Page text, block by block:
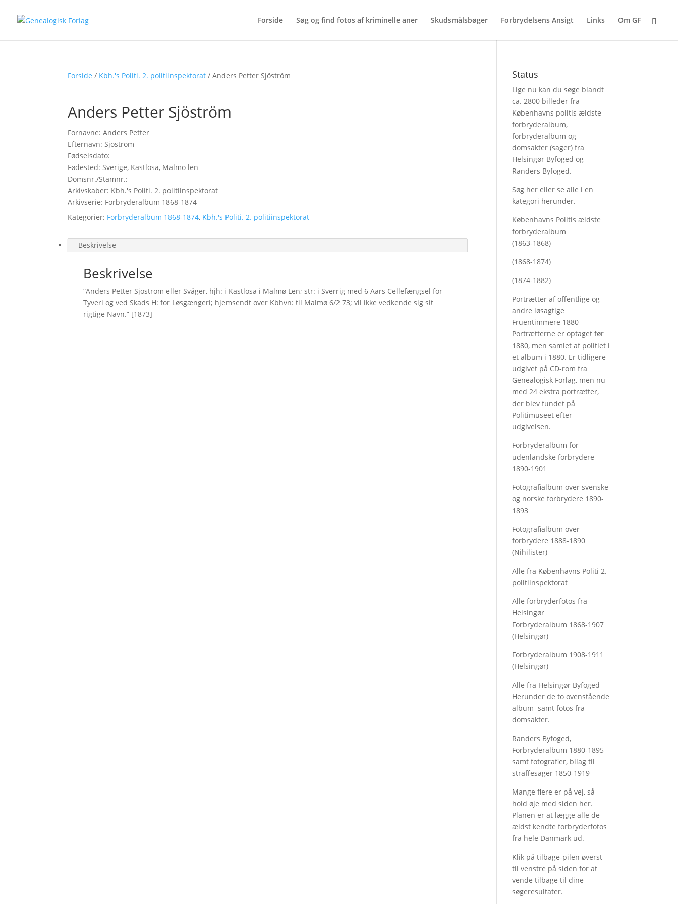
Forside Søg og find fotos af kriminelle aner Skudsmålsbøger Forbrydelsens Ansigt Links Om GF
Forside / Kbh.'s Politi. 2. politiinspektorat / Anders Petter Sjöström
Anders Petter Sjöström
Fornavne: Anders Petter
Efternavn: Sjöström
Fødselsdato:
Fødested: Sverige, Kastlösa, Malmö len
Domsnr./Stamnr.:
Arkivskaber: Kbh.'s Politi. 2. politiinspektorat
Arkivserie: Forbryderalbum 1868-1874
Kategorier: Forbryderalbum 1868-1874, Kbh.'s Politi. 2. politiinspektorat
Beskrivelse
Beskrivelse
“Anders Petter Sjöström eller Svåger, hjh: i Kastlösa i Malmø Len; str: i Sverrig med 6 Aars Cellefængsel for
Tyveri og ved Skads H: for Løsgængeri; hjemsendt over Kbhvn: til Malmø 6/2 73; vil ikke vedkende sig sit
rigtige Navn.” [1873]
Status
Lige nu kan du søge blandt
ca. 2800 billeder fra
Københavns politis ældste
forbryderalbum,
forbryderalbum og
domsakter (sager) fra
Helsingør Byfoged og
Randers Byfoged.
Søg her eller se alle i en
kategori herunder.
Københavns Politis ældste
forbryderalbum
(1863-1868)
(1868-1874)
(1874-1882)
Portrætter af offentlige og
andre løsagtige
Fruentimmere 1880
Portrætterne er optaget før
1880, men samlet af politiet i
et album i 1880. Er tidligere
udgivet på CD-rom fra
Genealogisk Forlag, men nu
med24 ekstra portrætter,
der blev fundet på
Politimuseet efter
udgivelsen.
Forbryderalbum for
udenlandske forbrydere
1890-1901
Fotografialbum over svenske
og norske forbrydere 1890-
1893
Fotografialbum over
forbrydere 1888-1890
(Nihilister)
Alle fra Københavns Politi 2.
politiinspektorat
Alle forbryderfotos fra
Helsingør
Forbryderalbum 1868-1907
(Helsingør)
Forbryderalbum 1908-1911
(Helsingør)
Alle fra Helsingør Byfoged
Herunder de to ovenstående
album samt fotos fra
domsakter.
Randers Byfoged,
Forbryderalbum 1880-1895
samt fotografier, bilag til
straffesager 1850-1919
Mange flere er på vej, så
hold øje med siden her.
Planen er at lægge alle de
ældst kendte forbryderfotos
fra hele Danmark ud.
Klik på tilbage-pilen øverst
til venstre på siden for at
vende tilbage til dine
søgeresultater.